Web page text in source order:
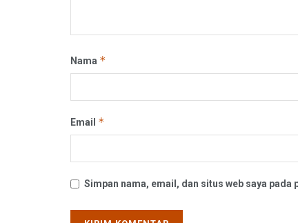
Nama *
Email *
Simpan nama, email, dan situs web saya